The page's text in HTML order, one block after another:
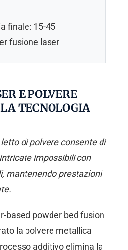
finale: 15-45
fusione laser
E POLVERE
TECNOLOGIA
di polvere consente di
impossibili con
mantenendo prestazioni
based powder bed fusion
la polvere metallica
additivo elimina la